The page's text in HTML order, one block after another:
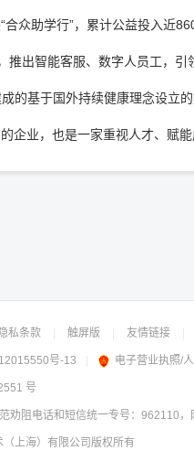
合众助学行”，累计公益投入近
推出智能客服、数字人员工，引
的基于国外持续健康理念设立
企业，也是一家重视人才、赋
隐私条款 触屏版 友情链接
号-13 电子营业执照/
号
劝阻电话和短信统一专号：962110
上海）有限公司 版权所有